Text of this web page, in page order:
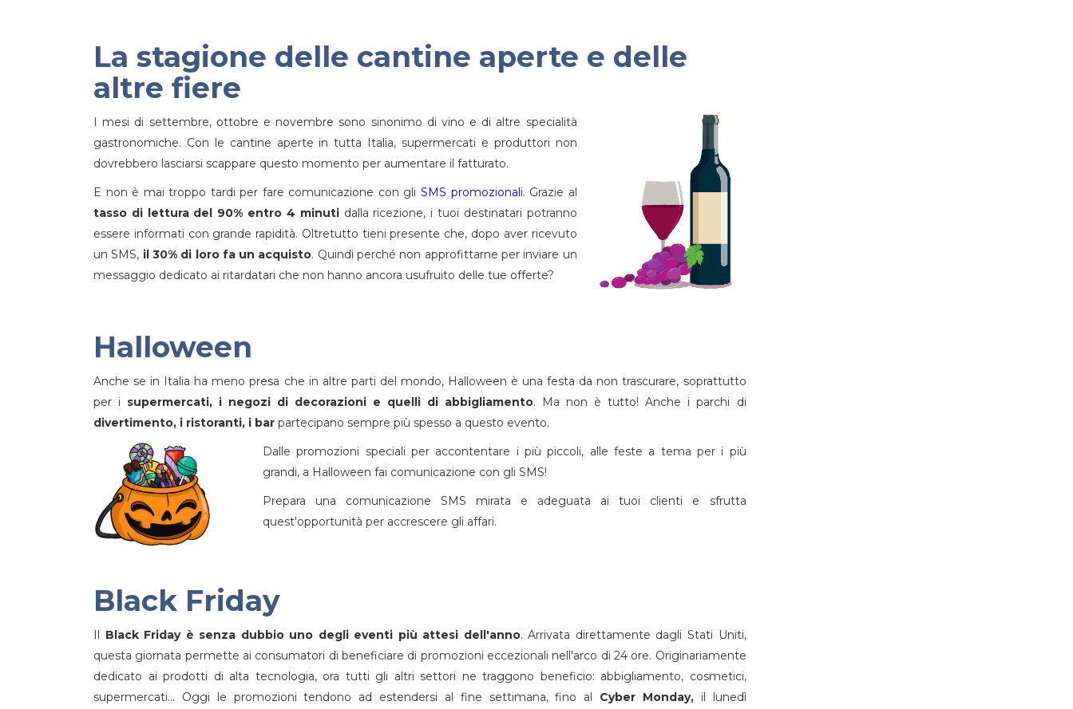
La stagione delle cantine aperte e delle
altre fiere
I mesi di settembre, ottobre e novembre sono sinonimo di vino e di altre specialità
gastronomiche. Con le cantine aperte in tutta Italia, supermercati e produttori non
dovrebbero lasciarsi scappare questo momento per aumentare il fatturato.
E non è mai troppo tardi per fare comunicazione con gli SMS promozionali. Grazie al
tasso di lettura del 90% entro 4 minutidalla ricezione, i tuoi destinatari potranno
essere informati con grande rapidità. Oltretutto tieni presente che, dopo aver ricevuto
un SMS, il 30% di loro fa un acquisto. Quindi perché non approfittarne per inviare un
messaggio dedicato ai ritardatari che non hanno ancora usufruito delle tue offerte?
Halloween
Anche se in Italia ha meno presa che in altre parti del mondo, Halloween è una festa da non trascurare, soprattutto
per i supermercati, i negozi di decorazioni e quelli di abbigliamento. Ma non è tutto! Anche i parchi di
divertimento, i ristoranti, i bar partecipano sempre più spesso a questo evento.
Dalle promozioni speciali per accontentare i più piccoli, alle feste a tema per i più
grandi, a Halloween fai comunicazione con gli SMS!
Prepara una comunicazione SMS mirata e adeguata ai tuoi clienti e sfrutta
quest'opportunità per accrescere gli affari.
Black Friday
Il Black Friday è senza dubbio uno degli eventi più attesi dell'anno. Arrivata direttamente dagli Stati Uniti,
questa giornata permette ai consumatori di beneficiare di promozioni eccezionali nell'arco di 24 ore. Originariamente
dedicato ai prodotti di alta tecnologia, ora tutti gli altri settori ne traggono beneficio: abbigliamento, cosmetici,
supermercati... Oggi le promozioni tendono ad estendersi al fine settimana, fino al Cyber Monday,il lunedì